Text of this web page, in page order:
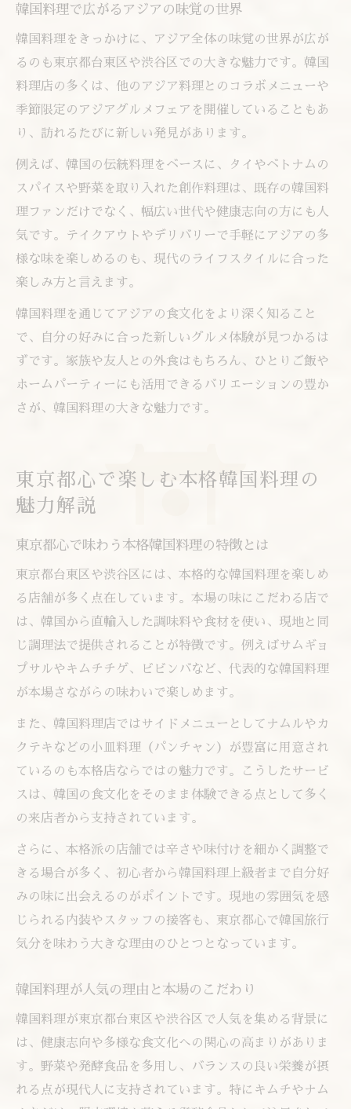
韓国料理で広がるアジアの味覚の世界
韓国料理をきっかけに、アジア全体の味覚の世界が広が
るのも東京都台東区や渋谷区での大きな魅力です。韓国
料理店の多くは、他のアジア料理とのコラボメニューや
季節限定のアジアグルメフェアを開催していることもあ
り、訪れるたびに新しい発見があります。
例えば、韓国の伝統料理をベースに、タイやベトナムの
スパイスや野菜を取り入れた創作料理は、既存の韓国料
理ファンだけでなく、幅広い世代や健康志向の方にも人
気です。テイクアウトやデリバリーで手軽にアジアの多
様な味を楽しめるのも、現代のライフスタイルに合った
楽しみ方と言えます。
韓国料理を通じてアジアの食文化をより深く知ること
で、自分の好みに合った新しいグルメ体験が見つかるは
ずです。家族や友人との外食はもちろん、ひとりご飯や
ホームパーティーにも活用できるバリエーションの豊か
さが、韓国料理の大きな魅力です。
東京都心で楽しむ本格韓国料理の
魅力解説
東京都心で味わう本格韓国料理の特徴とは
東京都台東区や渋谷区には、本格的な韓国料理を楽しめ
る店舗が多く点在しています。本場の味にこだわる店で
は、韓国から直輸入した調味料や食材を使い、現地と同
じ調理法で提供されることが特徴です。例えばサムギョ
プサルやキムチチゲ、ビビンバなど、代表的な韓国料理
が本場さながらの味わいで楽しめます。
また、韓国料理店ではサイドメニューとしてナムルやカ
クテキなどの小皿料理（パンチャン）が豊富に用意され
ているのも本格店ならではの魅力です。こうしたサービ
スは、韓国の食文化をそのまま体験できる点として多く
の来店者から支持されています。
さらに、本格派の店舗では辛さや味付けを細かく調整で
きる場合が多く、初心者から韓国料理上級者まで自分好
みの味に出会えるのがポイントです。現地の雰囲気を感
じられる内装やスタッフの接客も、東京都心で韓国旅行
気分を味わう大きな理由のひとつとなっています。
韓国料理が人気の理由と本場のこだわり
韓国料理が東京都台東区や渋谷区で人気を集める背景に
は、健康志向や多様な食文化への関心の高まりがありま
す。野菜や発酵食品を多用し、バランスの良い栄養が摂
れる点が現代人に支持されています。特にキムチやナム